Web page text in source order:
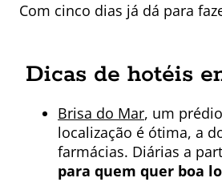
Com cinco dias já dá para
Dicas de hotéis
Brisa do Mar, um
localização é ótima, a
farmácias. Diárias a
para quem quer boa